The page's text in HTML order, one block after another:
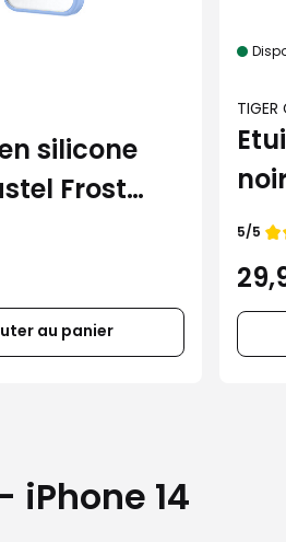
silicone
Frost
au panier
TIGER
Note
5/5
14